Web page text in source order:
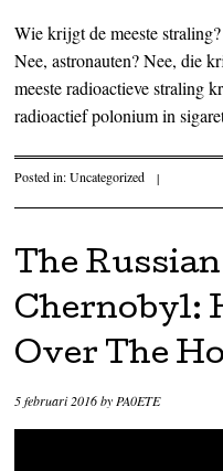
Wie krijgt de meeste
Nee, astronauten? Nee, die
meeste radioactieve straling
radioactief polonium in
Posted in:Uncategorized |
The
Chernobyl:
Over The
5 februari 2016byPA0ETE